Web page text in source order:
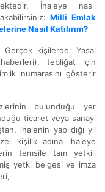
İhaleye nasıl
Milli Emlak
Nasıl Katılırım?
kişilerde: Yasal
tebliğat için
numarasını gösterir
bulunduğu yer
ticaret veya sanayi
ihalenin yapıldığı yıl
kişilik adına ihaleye
temsile tam yetkili
yetki belgesi ve imza